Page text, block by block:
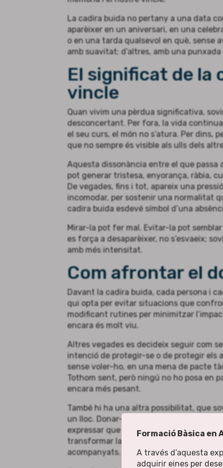
La cadira buida no pertany a una data
aparèixer en un aniversari, en una
o en una tarda qualsevol en què, sense
amb suavitat; d’altres, amb una
El significat de la
vincle
Quan vivim una pèrdua significativa,
desconcertant. Per fora, la vida
el seu curs, el món no s’atura. Per dins,
que no sempre és visible als ulls dels
Aquesta dissonància entre el que
pot generar tristesa, enyorança, ràbia,
De vegades, fins i tot, apareix una
incomodar, per sostenir una normalitat
cadira buida esdevé símbol d’una
Mirar-la pot fer mal. Evitar-la pot
es força a desaparèixer, no s’esvaeix;
amb més intensitat.
Com afrontar el
Davant la cadira buida, cada persona i
qui opta per evitar situacions que
modificant rutines per minimitzar
encara és molt viu.
Altres vegades es decideix seguir com
intenció de protegir-se o de protegir els
sense voler-ho, en una mena de pacte
Tothom sent, però ningú no ho posa en
encara més pesant.
També hi ha una altra possibilitat, que
un lloc. Donar-se permís per pronunciar
expressar que es troba a faltar. Fer
transformar la manera com el sostenim,
acompanyats.
Formació Bàsica en
A través d’aquesta
adquirir eines per